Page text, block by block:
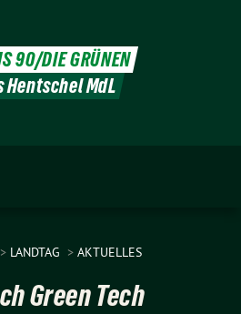
90/DIE GRÜNEN
Hentschel MdL
LANDTAG AKTUELLES
Green Tech